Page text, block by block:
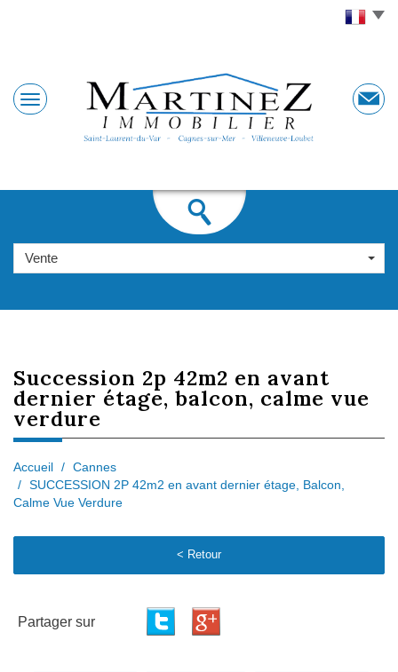
Vente
succession 2p 42m2 en avant
dernier étage, balcon, calme vue
verdure
Accueil
Cannes
SUCCESSION 2P 42m2 en avant dernier étage, Balcon,
Calme Vue Verdure
< Retour
Partager sur